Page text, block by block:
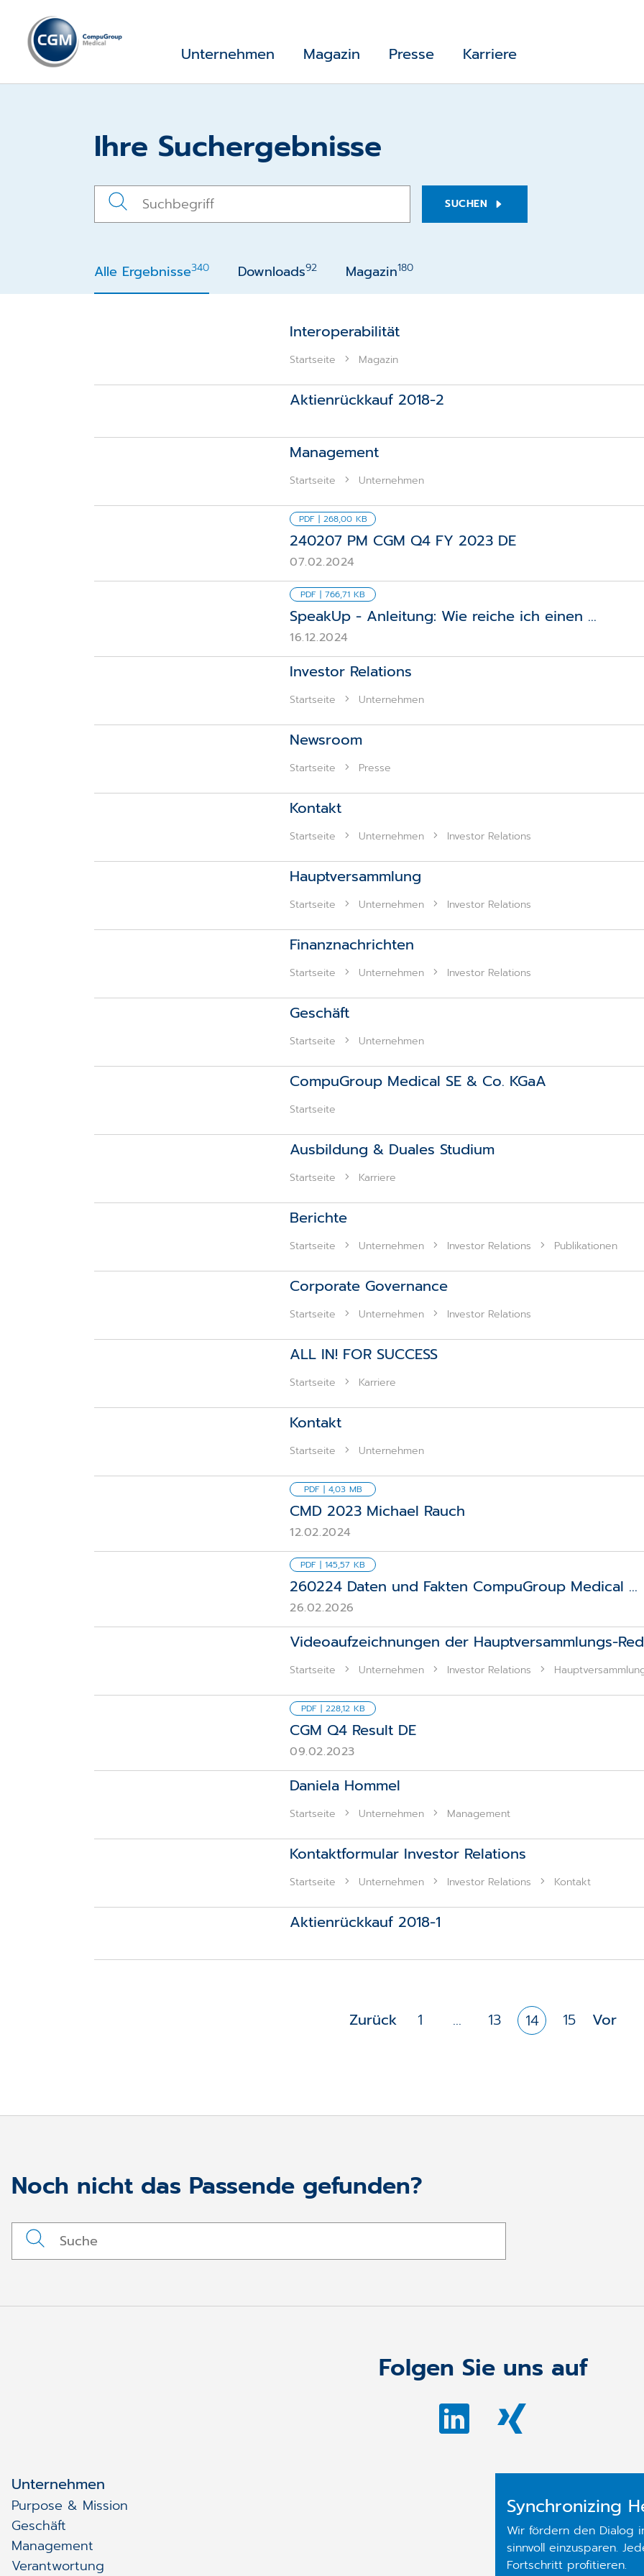
Unternehmen Magazin Presse Karriere
Ihre Suchergebnisse
SUCHEN
Alle Ergebnisse340 Downloads92 Magazin180
Interoperabilität
Startseite Magazin
Aktienrückkauf 2018-2
Management
Startseite Unternehmen
PDF | 268,00 KB
240207 PM CGM Q4 FY 2023 DE
07.02.2024
PDF | 766,71 KB
SpeakUp - Anleitung: Wie reiche ich einen ...
16.12.2024
Investor Relations
Startseite Unternehmen
Newsroom
Startseite Presse
Kontakt
Startseite Unternehmen Investor Relations
Hauptversammlung
Startseite Unternehmen Investor Relations
Finanznachrichten
Startseite Unternehmen Investor Relations
Geschäft
Startseite Unternehmen
CompuGroup Medical SE & Co. KGaA
Startseite
Ausbildung & Duales Studium
Startseite Karriere
Berichte
Startseite Unternehmen Investor Relations Publikationen
Corporate Governance
Startseite Unternehmen Investor Relations
ALL IN! FOR SUCCESS
Startseite Karriere
Kontakt
Startseite Unternehmen
PDF | 4,03 MB
CMD 2023 Michael Rauch
12.02.2024
PDF | 145,57 KB
260224 Daten und Fakten CompuGroup Medical ...
26.02.2026
Videoaufzeichnungen der Hauptversammlungs-
Startseite Unternehmen Investor Relations
PDF | 228,12 KB
CGM Q4 Result DE
09.02.2023
Daniela Hommel
Startseite Unternehmen Management
Kontaktformular Investor Relations
Startseite Unternehmen Investor Relations Kontakt
Aktienrückkauf 2018-1
Zurück 1 ... 13 14 15 Vor
Noch nicht das Passende gefunden?
Folgen Sie uns auf
Unternehmen
Purpose & Mission
Geschäft
Management
Verantwortung
Synchronizing
Wir fördern den Dialog
sinnvoll einzusparen.
Fortschritt profitieren.